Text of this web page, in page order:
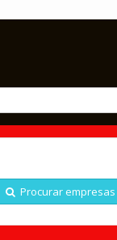
Procurar empresas